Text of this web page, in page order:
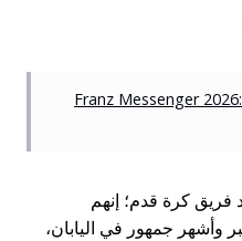
Franz Messenger
فريق كرة قدم؛ إنهم
وأشهر جمهور في اليابان،